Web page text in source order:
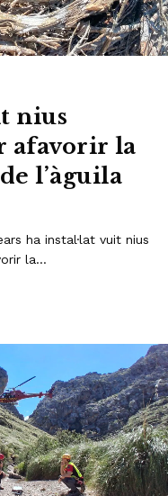
nius
afavorir la
l’àguila
ha instal·lat vuit nius
la…